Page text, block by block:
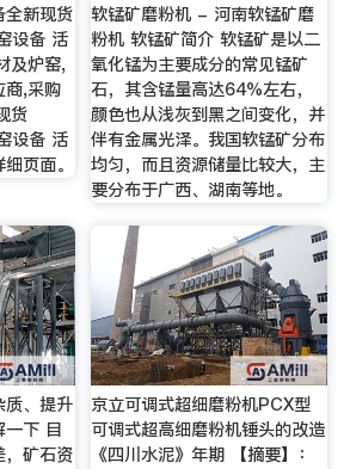
全新现货
设备 活
及炉窑,
商,采购
货
设备 活
页面。
软锰矿磨粉机 - 河南软锰矿磨
粉机 软锰矿简介 软锰矿是以二
氧化锰为主要成分的常见锰矿
石，其含锰量高达64%左右，
颜色也从浅灰到黑之间变化，并
伴有金属光泽。我国软锰矿分布
均匀，而且资源储量比较大，主
要分布于广西、湖南等地。
质、提升
一下 目
，矿石资
京立可调式超细磨粉机PCX型
可调式超高细磨粉机锤头的改造
《四川水泥》年期 【摘要】：